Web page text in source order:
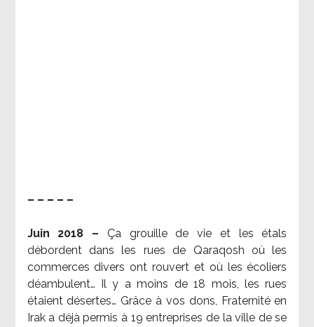
– – – – –
Juin 2018 – Ça grouille de vie et les étals
débordent dans les rues de Qaraqosh où les
commerces divers ont rouvert et où les écoliers
déambulent… Il y a moins de 18 mois, les rues
étaient désertes… Grâce à vos dons, Fraternité en
Irak a déjà permis à 19 entreprises de la ville de se